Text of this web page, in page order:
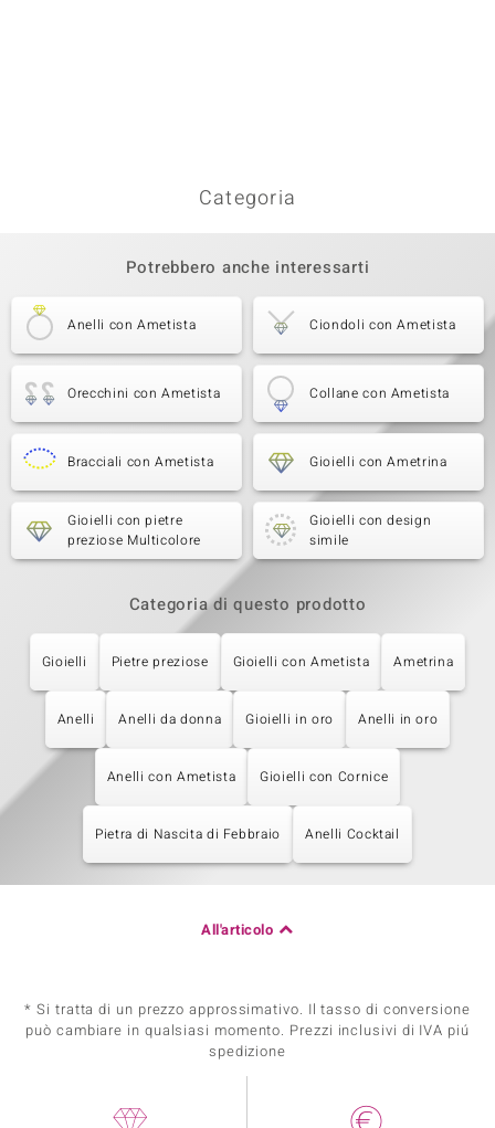
Categoria
Potrebbero anche interessarti
Anelli con Ametista Ciondoli con Ametista
Orecchini con Ametista Collane con Ametista
Bracciali con Ametista Gioielli con Ametrina
Gioielli con pietre
preziose Multicolore
Gioielli con design
simile
Categoria di questo prodotto
Gioielli Pietre preziose Gioielli con Ametista Ametrina
Anelli Anelli da donna Gioielli in oro Anelli in oro
Anelli con Ametista Gioielli con Cornice
Pietra di Nascita di Febbraio Anelli Cocktail
All'articolo
* Si tratta di un prezzo approssimativo. Il tasso di conversione
può cambiare in qualsiasi momento. Prezzi inclusivi di IVA piú
spedizione